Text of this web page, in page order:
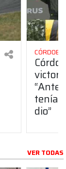
dio”
VER TODAS